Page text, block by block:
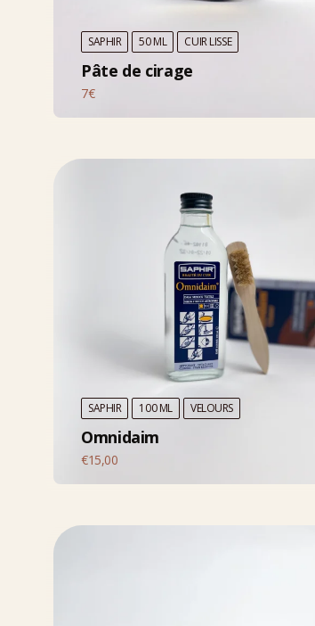
SAPHIR 50 ML CUIR LISSE
Pâte de cirage
7€
SAPHIR 100 ML VELOURS
Omnidaim
€15,00